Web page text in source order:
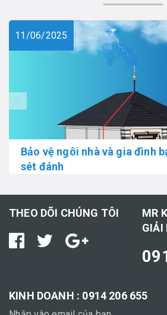
11/06/2025
Bảo vệ ngôi nhà và gia đình
sét đánh
THEO DÕI CHÚNG TÔI
MR
GIẢI
KINH DOANH : 0914 206 655